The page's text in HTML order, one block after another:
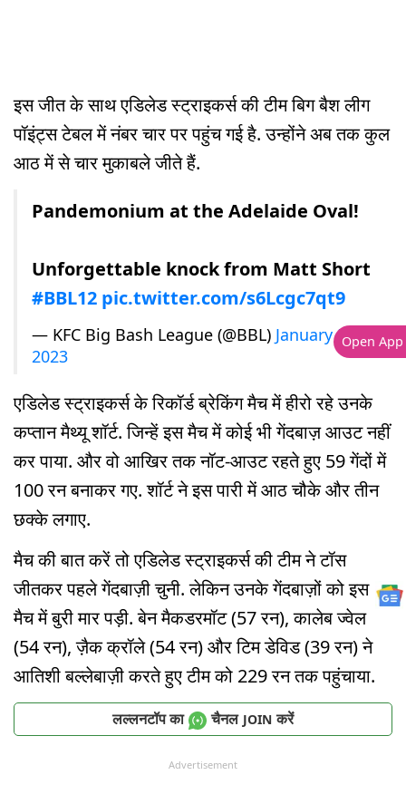
इस जीत के साथ एडिलेड स्ट्राइकर्स की टीम बिग बैश लीग
पॉइंट्स टेबल में नंबर चार पर पहुंच गई है. उन्होंने अब तक कुल
आठ में से चार मुकाबले जीते हैं.
Pandemonium at the Adelaide Oval!
Unforgettable knock from Matt Short
#BBL12 pic.twitter.com/s6Lcgc7qt9
— KFC Big Bash League (@BBL) January 5,
2023
एडिलेड स्ट्राइकर्स के रिकॉर्ड ब्रेकिंग मैच में हीरो रहे उनके
कप्तान मैथ्यू शॉर्ट. जिन्हें इस मैच में कोई भी गेंदबाज़ आउट नहीं
कर पाया. और वो आखिर तक नॉट-आउट रहते हुए 59 गेंदों में
100 रन बनाकर गए. शॉर्ट ने इस पारी में आठ चौके और तीन
छक्के लगाए.
मैच की बात करें तो एडिलेड स्ट्राइकर्स की टीम ने टॉस
जीतकर पहले गेंदबाज़ी चुनी. लेकिन उनके गेंदबाज़ों को इस
मैच में बुरी मार पड़ी. बेन मैकडरमॉट (57 रन), कालेब ज्वेल
(54 रन), ज़ैक क्रॉले (54 रन) और टिम डेविड (39 रन) ने
आतिशी बल्लेबाज़ी करते हुए टीम को 229 रन तक पहुंचाया.
लल्लनटॉप का चैनल JOIN करें
Advertisement
Open App